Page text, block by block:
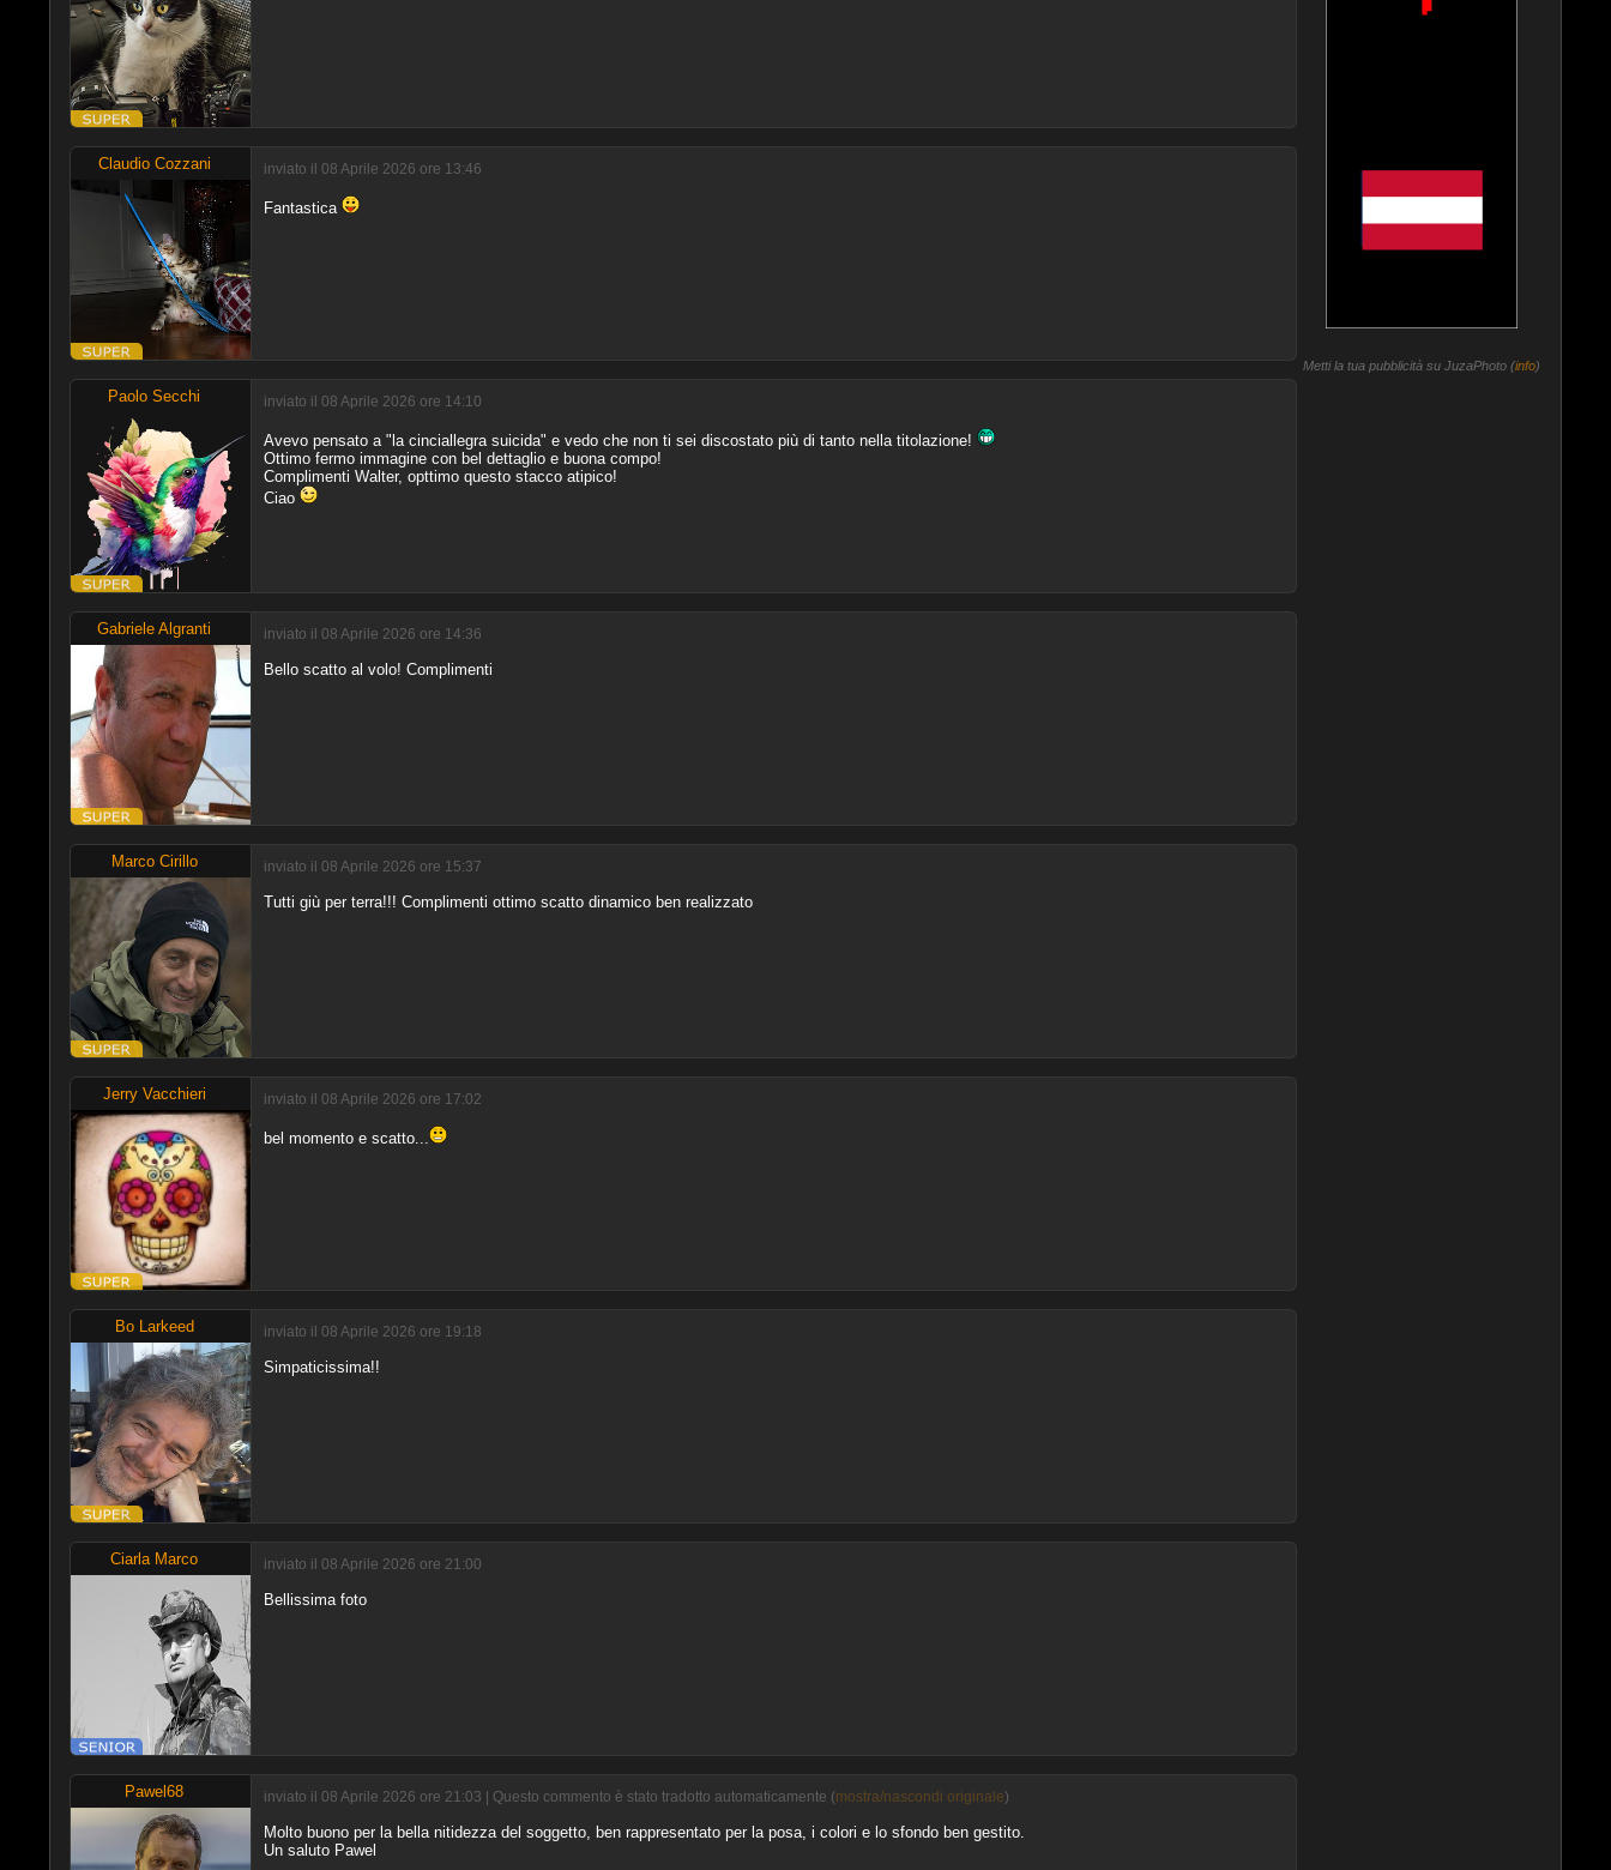
Claudio Cozzani inviato il 08 Aprile 2026 ore 13:46
Fantastica
Paolo Secchi inviato il 08 Aprile 2026 ore 14:10
Avevo pensato a "la cinciallegra suicida" e vedo che non ti sei discostato più di tanto nella titolazione!
Ottimo fermo immagine con bel dettaglio e buona compo!
Complimenti Walter, opttimo questo stacco atipico!
Ciao
Gabriele Algranti inviato il 08 Aprile 2026 ore 14:36
Bello scatto al volo! Complimenti
Marco Cirillo inviato il 08 Aprile 2026 ore 15:37
Tutti giù per terra!!! Complimenti ottimo scatto dinamico ben realizzato
Jerry Vacchieri inviato il 08 Aprile 2026 ore 17:02
bel momento e scatto...
Bo Larkeed inviato il 08 Aprile 2026 ore 19:18
Simpaticissima!!
Ciarla Marco inviato il 08 Aprile 2026 ore 21:00
Bellissima foto
Pawel68 inviato il 08 Aprile 2026 ore 21:03 | Questo commento è stato tradotto automaticamente (mostra/nascondi originale)
Molto buono per la bella nitidezza del soggetto, ben rappresentato per la posa, i colori e lo sfondo ben gestito.
Un saluto Pawel
Metti la tua pubblicità su JuzaPhoto (info)